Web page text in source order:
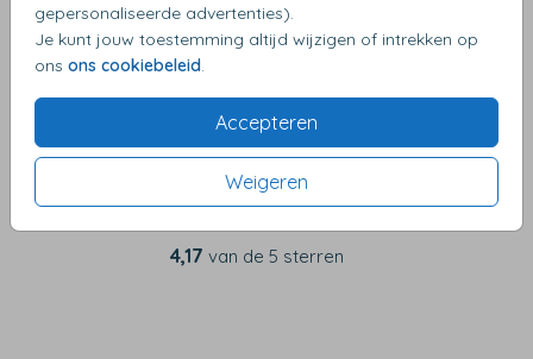
gepersonaliseerde advertenties).
Je kunt jouw toestemming altijd wijzigen of intrekken op
ons ons cookiebeleid
Accepteren
Weigeren
goud 12 x 12
4,17 van de 5 sterren